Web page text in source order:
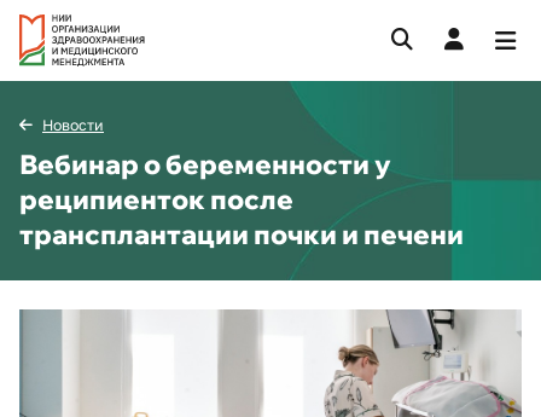
Новости
Вебинар о беременности у
реципиенток после
трансплантации почки и печени